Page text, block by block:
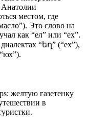
Анатолии
местом, где
Это слово на
как “ел” или “ех”.
“եղ” (“ех”),
желтую газетенку
в